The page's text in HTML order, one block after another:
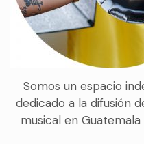
Somos un espacio
dedicado a la difusión
musical en